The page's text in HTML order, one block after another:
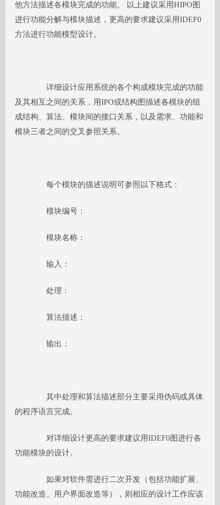
他方法描述各模块完成的功能。 以上建议采用HIPO图
进行功能分解与模块描述，更高的要求建议采用IDEF0
方法进行功能模型设计。
详细设计应用系统的各个构成模块完成的功能
及其相互之间的关系，用IPO或结构图描述各模块的组
成结构、算法、模块间的接口关系，以及需求、功能和
模块三者之间的交叉参照关系。
每个模块的描述说明可参照以下格式：
模块编号：
模块名称：
输入：
处理：
算法描述：
输出：
其中处理和算法描述部分主要采用伪码或具体
的程序语言完成。
对详细设计更高的要求建议用IDEF0图进行各
功能模块的设计。
如果对软件需进行二次开发（包括功能扩展、
功能改造、用户界面改造等），则相应的设计工作应该